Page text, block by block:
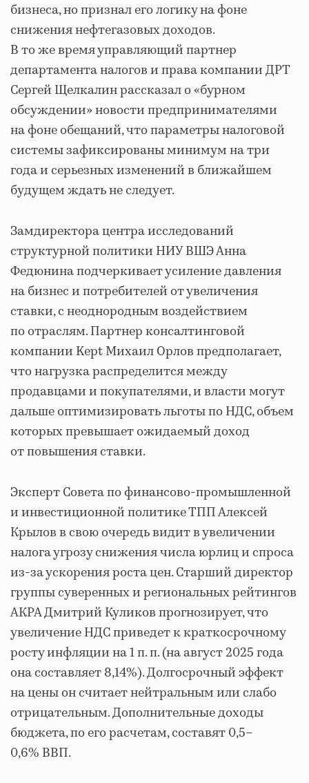
бизнеса, но признал его логику на фоне
снижения нефтегазовых доходов.
В то же время управляющий партнер
департамента налогов и права компании ДРТ
Сергей Щелкалин рассказал о «бурном
обсуждении» новости предпринимателями
на фоне обещаний, что параметры налоговой
системы зафиксированы минимум на три
года и серьезных изменений в ближайшем
будущем ждать не следует.
Замдиректора центра исследований
структурной политики НИУ ВШЭ Анна
Федюнина подчеркивает усиление давления
на бизнес и потребителей от увеличения
ставки, с неоднородным воздействием
по отраслям. Партнер консалтинговой
компании Kept Михаил Орлов предполагает,
что нагрузка распределится между
продавцами и покупателями, и власти могут
дальше оптимизировать льготы по НДС, объем
которых превышает ожидаемый доход
от повышения ставки.
Эксперт Совета по финансово-промышленной
и инвестиционной политике ТПП Алексей
Крылов в свою очередь видит в увеличении
налога угрозу снижения числа юрлиц и спроса
из-за ускорения роста цен. Старший директор
группы суверенных и региональных рейтингов
АКРА Дмитрий Куликов прогнозирует, что
увеличение НДС приведет к краткосрочному
росту инфляции на 1 п. п. (на август 2025 года
она составляет 8,14%). Долгосрочный эффект
на цены он считает нейтральным или слабо
отрицательным. Дополнительные доходы
бюджета, по его расчетам, составят 0,5–
0,6% ВВП.